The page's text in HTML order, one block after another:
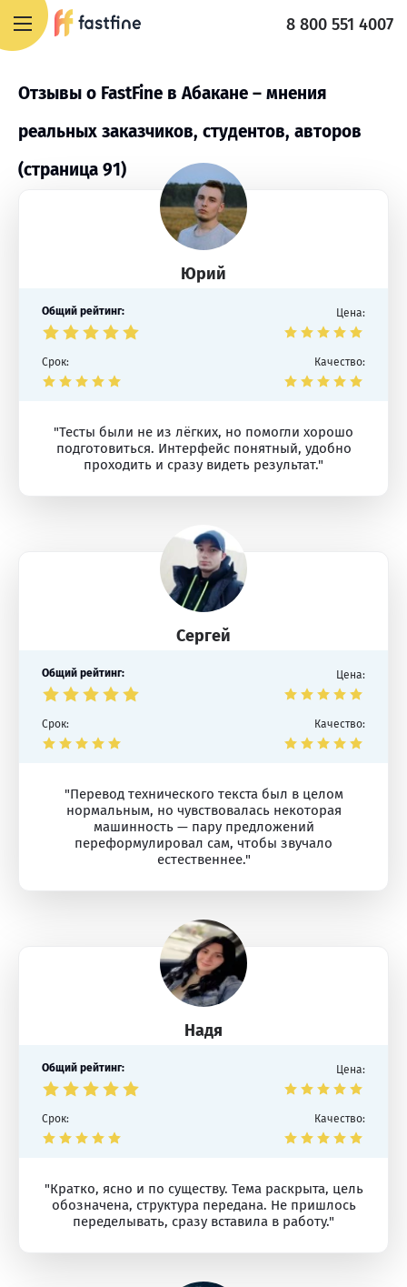
8 800 551 4007
Отзывы о FastFine в Абакане – мнения
реальных заказчиков, студентов, авторов
(страница 91)
Юрий
Общий рейтинг: Цена:
Срок: Качество:
"Тесты были не из лёгких, но помогли хорошо
подготовиться. Интерфейс понятный, удобно
проходить и сразу видеть результат."
Сергей
Общий рейтинг: Цена:
Срок: Качество:
"Перевод технического текста был в целом
нормальным, но чувствовалась некоторая
машинность — пару предложений
переформулировал сам, чтобы звучало
естественнее."
Надя
Общий рейтинг: Цена:
Срок: Качество:
"Кратко, ясно и по существу. Тема раскрыта, цель
обозначена, структура передана. Не пришлось
переделывать, сразу вставила в работу."